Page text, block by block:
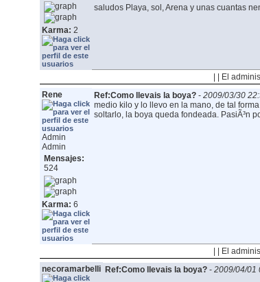
Karma: 2
saludos Playa, sol, Arena y unas cuantas
| | El
Rene
Admin
Admin
Mensajes:
524
Karma: 6
Ref:Como llevais la boya?- 2009/03/30
medio kilo y lo llevo en la mano, de tal
soltarlo, la boya queda fondeada. PasiÃ³n
| | El
necoramarbelli
Ref:Como llevais la boya?- 2009/04/01